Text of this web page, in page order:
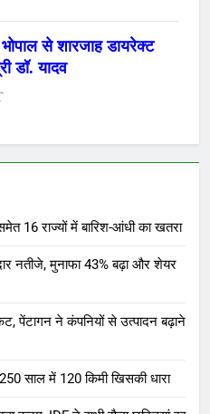
16 राज्यों में बारिश-आंधी का खतरा
नतीजे, मुनाफा 43% बढ़ा और शेयर
पेंटागन ने कंपनियों से उत्पादन बढ़ाने
साल में 120 किमी खिसकी धारा